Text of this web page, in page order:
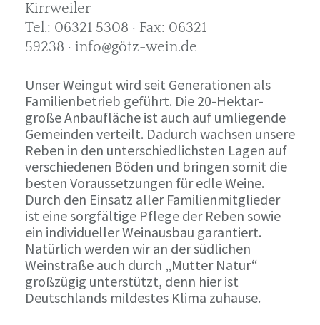
Kirrweiler
Tel.: 06321 5308 · Fax: 06321
59238 · info@götz-wein.de
Unser Weingut wird seit Generationen als
Familienbetrieb geführt. Die 20-Hektar-
große Anbaufläche ist auch auf umliegende
Gemeinden verteilt. Dadurch wachsen unsere
Reben in den unterschiedlichsten Lagen auf
verschiedenen Böden und bringen somit die
besten Voraussetzungen für edle Weine.
Durch den Einsatz aller Familienmitglieder
ist eine sorgfältige Pflege der Reben sowie
ein individueller Weinausbau garantiert.
Natürlich werden wir an der südlichen
Weinstraße auch durch „Mutter Natur“
großzügig unterstützt, denn hier ist
Deutschlands mildestes Klima zuhause.